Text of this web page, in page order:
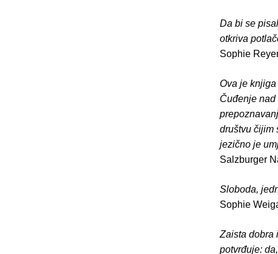
Da bi se
otkriva
Sophie
Ova je
Čuđenje
društvu čijim
jezično je
Salzburger
Sloboda,
Sophie
Zaista dobra
potvrđuje: